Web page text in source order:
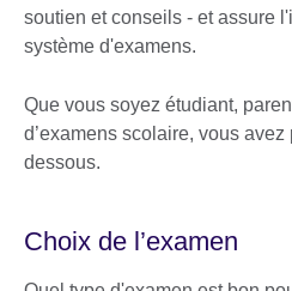
soutien et conseils - et assure
système d'examens.
Que vous soyez étudiant,
d’examens scolaire, vous
dessous.
Choix de l’examen